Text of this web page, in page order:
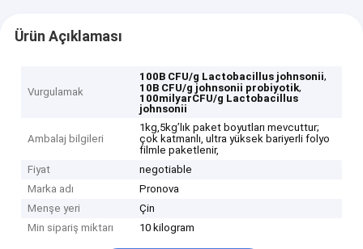
Ürün Açıklaması
Vurgulamak
100B CFU/g Lactobacillus johnsonii,
10B CFU/g johnsonii probiyotik,
100milyarCFU/g Lactobacillus
johnsonii
Ambalaj bilgileri
1kg,5kg’lık paket boyutları mevcuttur;
çok katmanlı, ultra yüksek bariyerli folyo
filmle paketlenir,
Fiyat
negotiable
Marka adı
Pronova
Menşe yeri
Çin
Min sipariş miktarı
10 kilogram